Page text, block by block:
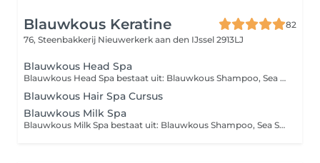
Blauwkous Keratine
82
76, Steenbakkerij Nieuwerkerk aan den IJssel 2913LJ
Blauwkous Head Spa
Blauwkous Head Spa bestaat uit: Blauwkous Shampoo, Sea Salt Shampoo, Detox Modder, Blauwkous Hair Tonic, Blauwkous Botox, Blauwkous Hair Growing Serum, stoomcabine voor haar en gezicht met Koreaans skincare masker! Verwen jezelf en je haar!
Blauwkous Hair Spa Cursus
Blauwkous Milk Spa
Blauwkous Milk Spa bestaat uit: Blauwkous Shampoo, Sea Salt Shampoo, Detox Modder, Blauwkous Hair Tonic, Blauwkous Milk, Blauwkous Botox, Blauwkous Hair Growing Serum, stoomcabine voor haar en gezicht met Koreaans skincare masker! Verwen jezelf en je haar!